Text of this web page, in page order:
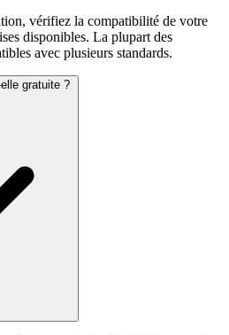
vérifiez la compatibilité de votre
disponibles. La plupart des
avec plusieurs standards.
gratuite ?